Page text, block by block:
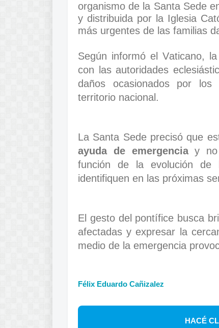
organismo de la Santa Sede
y distribuida por la Iglesia
más urgentes de las familias
Según informó el Vaticano,
con las autoridades
daños ocasionados por
territorio nacional.
La Santa Sede precisó que
ayuda de emergenciay no
función de la evolución
identifiquen en las próximas
El gesto del pontífice busca
afectadas y expresar la
medio de la emergencia
Félix Eduardo Cañizalez
HACÉ